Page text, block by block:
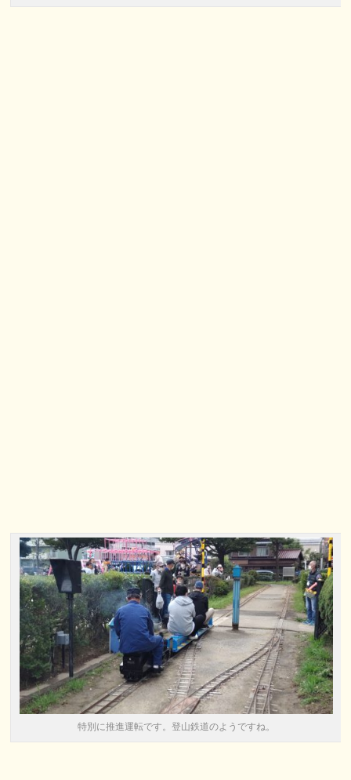
特別に推進運転です。登山鉄道のようですね。